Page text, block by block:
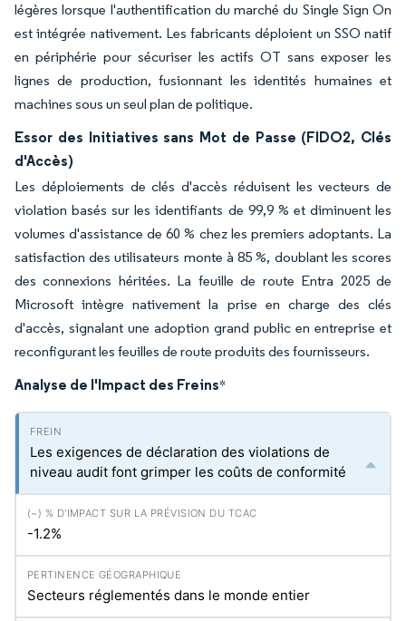
légères lorsque l'authentification du marché du Single Sign On
est intégrée nativement. Les fabricants déploient un SSO natif
en périphérie pour sécuriser les actifs OT sans exposer les
lignes de production, fusionnant les identités humaines et
machines sous un seul plan de politique.
Essor des Initiatives sans Mot de Passe (FIDO2, Clés
d'Accès)
Les déploiements de clés d'accès réduisent les vecteurs de
violation basés sur les identifiants de 99,9 % et diminuent les
volumes d'assistance de 60 % chez les premiers adoptants. La
satisfaction des utilisateurs monte à 85 %, doublant les scores
des connexions héritées. La feuille de route Entra 2025 de
Microsoft intègre nativement la prise en charge des clés
d'accès, signalant une adoption grand public en entreprise et
reconfigurant les feuilles de route produits des fournisseurs.
Analyse de l'Impact des Freins*
Les exigences de déclaration des violations de
niveau audit font grimper les coûts de conformité
-1.2%
Secteurs réglementés dans le monde entier